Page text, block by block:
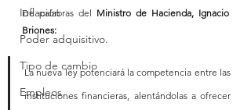
Inflación
Poder adquisitivo.
Tipo de cambio
Empleos
De palabras del Ministro de Hacienda, Ignacio
Briones:
La nueva ley potenciará la competencia entre las
instituciones financieras, alentándolas a ofrecer